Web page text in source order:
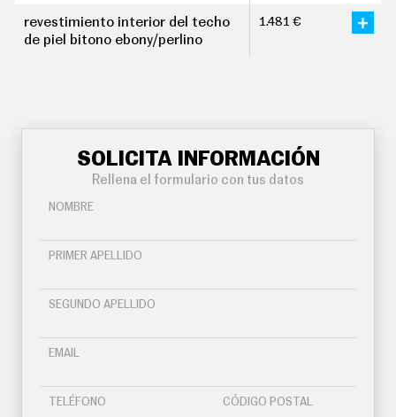
revestimiento interior del techo
de piel bitono ebony/perlino
1.481 €
SOLICITA INFORMACIÓN
Rellena el formulario con tus datos
NOMBRE
PRIMER APELLIDO
SEGUNDO APELLIDO
EMAIL
TELÉFONO CÓDIGO POSTAL